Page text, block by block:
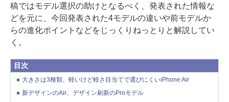
稿ではモデル選択の助けとなるべく、発表された情報な
どを元に、今回発表された4モデルの違いや前モデルか
らの進化ポイントなどをじっくりねっとりと解説してい
く。
目次
大きさは3種類。軽いけど軽さ目当てで選びにくいiPhone Air
新デザインのAir、デザイン刷新のProモデル